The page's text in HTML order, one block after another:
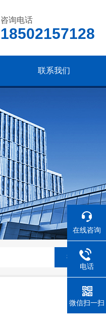
咨询电话
18502157128
联系我们
在线咨询
电话
微信扫一扫